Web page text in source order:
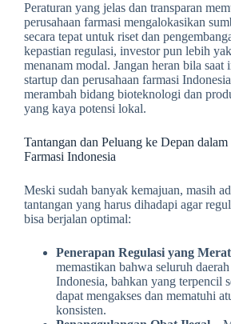
Peraturan yang jelas dan transparan
perusahaan farmasi mengalokasikan
secara tepat untuk riset dan
kepastian regulasi, investor pun lebih
menanam modal. Jangan heran bila saat
startup dan perusahaan farmasi
merambah bidang bioteknologi dan
yang kaya potensi lokal.
Tantangan dan Peluang ke Depan dalam
Farmasi Indonesia
Meski sudah banyak kemajuan, masih
tantangan yang harus dihadapi agar
bisa berjalan optimal:
Penerapan Regulasi yang
memastikan bahwa seluruh
Indonesia, bahkan yang terpencil
dapat mengakses dan mematuhi
konsisten.